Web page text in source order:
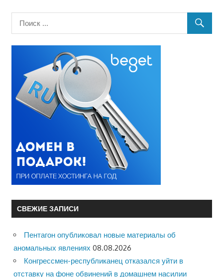
СВЕЖИЕ ЗАПИСИ
Пентагон опубликовал новые материалы об
аномальных явлениях 08.08.2026
Конгрессмен-республиканец отказался уйти в
отставку на фоне обвинений в домашнем насилии